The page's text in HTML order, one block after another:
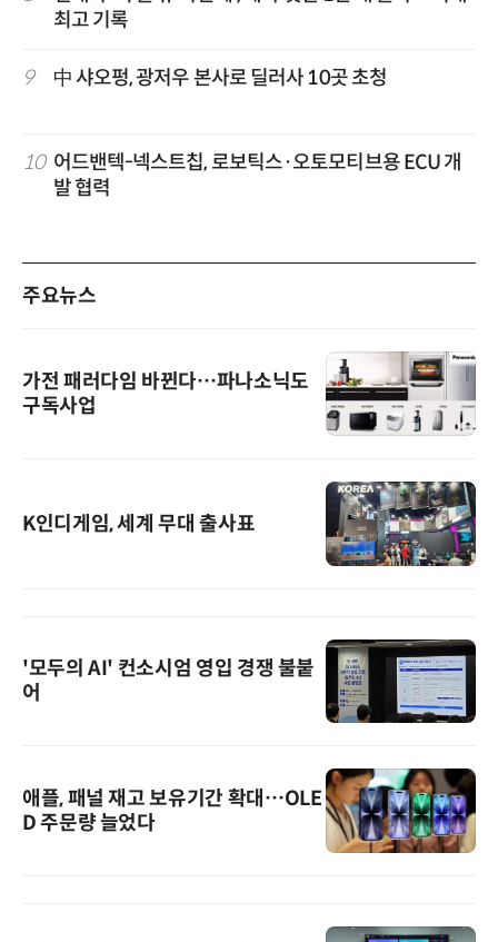
최고 기록
9 中 샤오펑, 광저우 본사로 딜러사 10곳 초청
10 어드밴텍-넥스트칩, 로보틱스·오토모티브용 ECU 개
발 협력
주요뉴스
가전 패러다임 바뀐다…파나소닉도
구독사업
K인디게임, 세계 무대 출사표
'모두의 AI' 컨소시엄 영입 경쟁 불붙
어
애플, 패널 재고 보유기간 확대…OLE
D 주문량 늘었다